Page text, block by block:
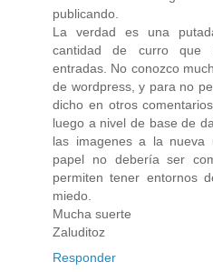
publicando.
La verdad es una
cantidad de curro que
entradas. No conozco
de wordpress, y para no
dicho en otros
luego a nivel de base de
las imagenes a la
papel no debería ser
permiten tener entornos
miedo.
Mucha suerte
Zaluditoz
Responder